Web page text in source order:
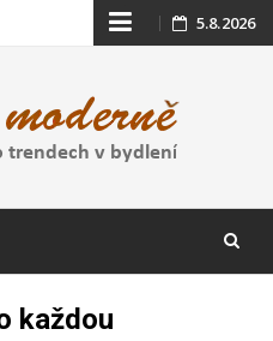
Skip
content
5.8.2026
každou